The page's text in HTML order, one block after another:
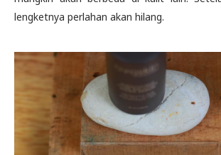
lengketnya perlahan akan hilang.